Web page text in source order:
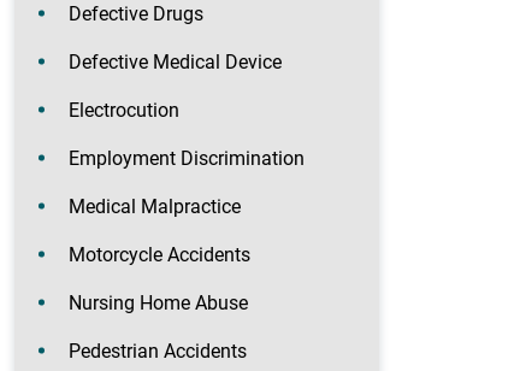
Defective Drugs
Defective Medical Device
Electrocution
Employment Discrimination
Medical Malpractice
Motorcycle Accidents
Nursing Home Abuse
Pedestrian Accidents